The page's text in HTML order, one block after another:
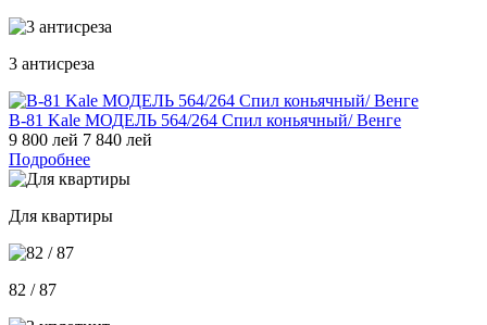
3 антисреза
В-81 Kale МОДЕЛЬ 564/264 Спил коньячный/ Венге
9 800 лей 7 840 лей
Подробнее
Для квартиры
82 / 87